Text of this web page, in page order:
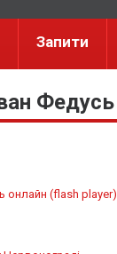
Запити
Федусь
онлайн (flash player)